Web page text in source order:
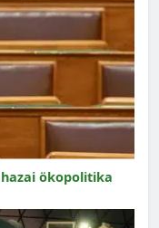
hazai ökopolitika